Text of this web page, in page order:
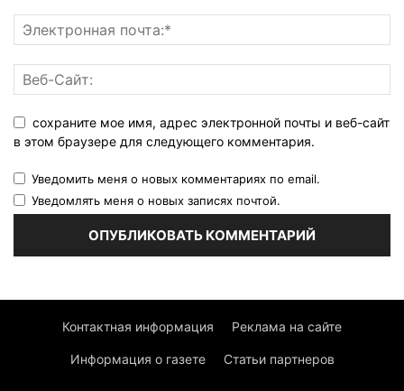
сохраните мое имя, адрес электронной почты и веб-сайт
в этом браузере для следующего комментария.
Уведомить меня о новых комментариях по email.
Уведомлять меня о новых записях почтой.
Контактная информация Реклама на сайте
Информация о газете Статьи партнеров